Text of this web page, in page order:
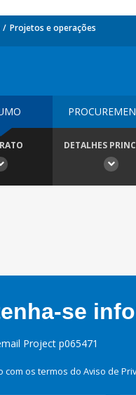
Projetos e operações
DETALHES
se
Project p065471
com os termos do Aviso de